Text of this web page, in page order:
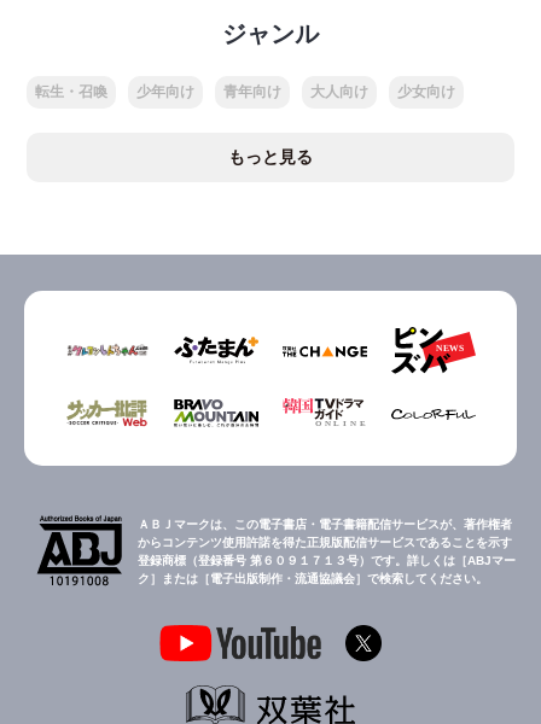
ジャンル
転生・召喚 少年向け 青年向け 大人向け 少女向け
もっと見る
ＡＢＪマークは、この電子書店・電子書籍配信サービスが、著作権者
からコンテンツ使用許諾を得た正規版配信サービスであることを示す
登録商標（登録番号 第６０９１７１３号）です。詳しくは［ABJマー
ク］または［電子出版制作・流通協議会］で検索してください。